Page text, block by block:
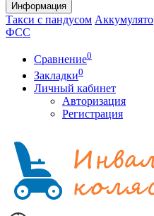
Информация
Такси с пандусом
ФСС
Сравнение0
Закладки0
Личный кабинет
Авторизация
Регистрация